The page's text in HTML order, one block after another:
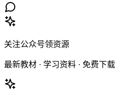
关注公众号领资源
最新教材 · 学习资料 · 免费下载